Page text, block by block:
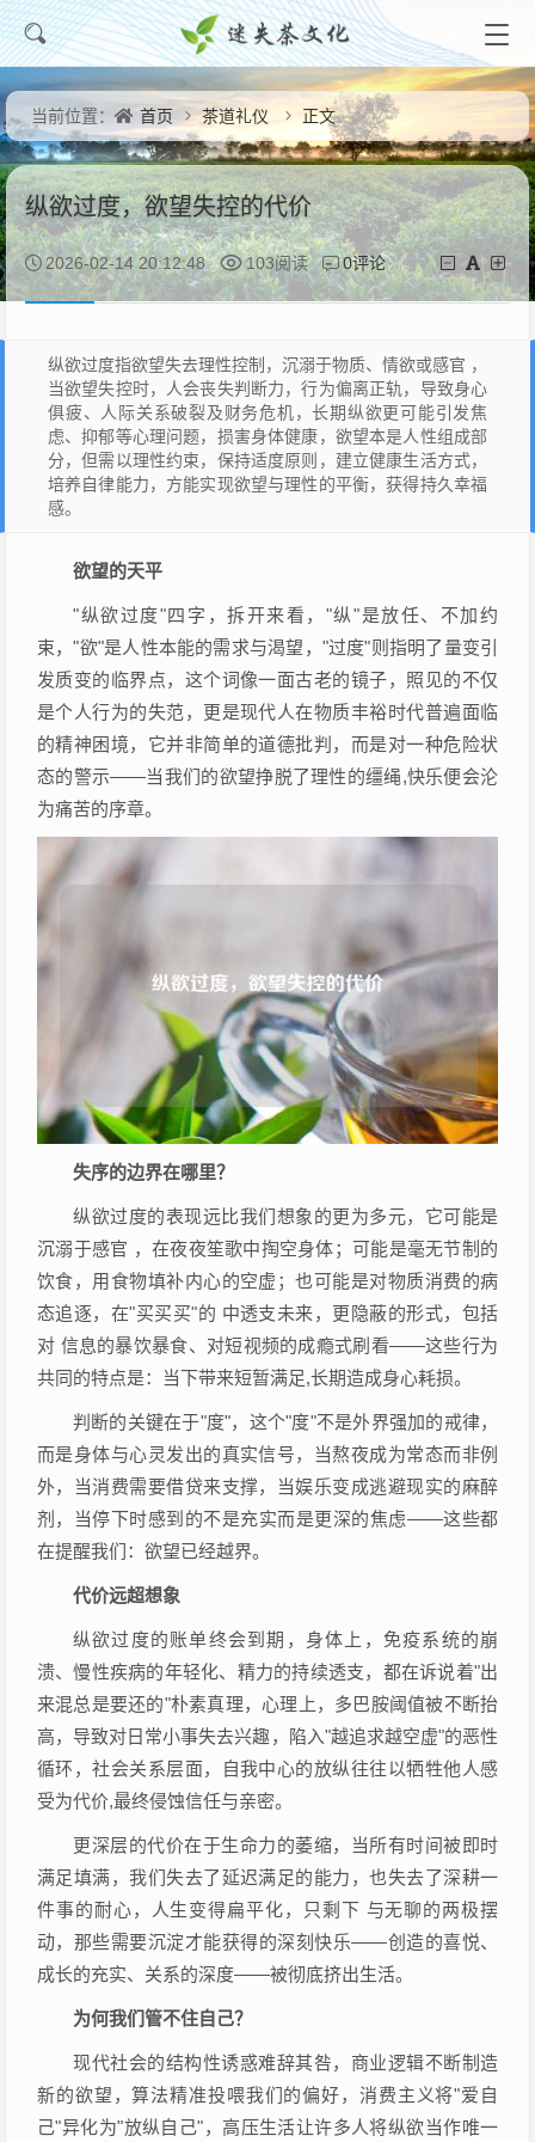
当前位置： 首页 茶道礼仪 正文
纵欲过度，欲望失控的代价
2026-02-14 20:12:48 103阅读 0评论
纵欲过度指欲望失去理性控制，沉溺于物质、情欲或感官 ，
当欲望失控时，人会丧失判断力，行为偏离正轨，导致身心
俱疲、人际关系破裂及财务危机，长期纵欲更可能引发焦
虑、抑郁等心理问题，损害身体健康，欲望本是人性组成部
分，但需以理性约束，保持适度原则，建立健康生活方式，
培养自律能力，方能实现欲望与理性的平衡，获得持久幸福
感。
欲望的天平
"纵欲过度"四字，拆开来看，"纵"是放任、不加约
束，"欲"是人性本能的需求与渴望，"过度"则指明了量变引
发质变的临界点，这个词像一面古老的镜子，照见的不仅
是个人行为的失范，更是现代人在物质丰裕时代普遍面临
的精神困境，它并非简单的道德批判，而是对一种危险状
态的警示——当我们的欲望挣脱了理性的缰绳,快乐便会沦
为痛苦的序章。
失序的边界在哪里？
纵欲过度的表现远比我们想象的更为多元，它可能是
沉溺于感官 ，在夜夜笙歌中掏空身体；可能是毫无节制的
饮食，用食物填补内心的空虚；也可能是对物质消费的病
态追逐，在"买买买"的 中透支未来，更隐蔽的形式，包括
对 信息的暴饮暴食、对短视频的成瘾式刷看——这些行为
共同的特点是：当下带来短暂满足,长期造成身心耗损。
判断的关键在于"度"，这个"度"不是外界强加的戒律，
而是身体与心灵发出的真实信号，当熬夜成为常态而非例
外，当消费需要借贷来支撑，当娱乐变成逃避现实的麻醉
剂，当停下时感到的不是充实而是更深的焦虑——这些都
在提醒我们：欲望已经越界。
代价远超想象
纵欲过度的账单终会到期，身体上，免疫系统的崩
溃、慢性疾病的年轻化、精力的持续透支，都在诉说着"出
来混总是要还的"朴素真理，心理上，多巴胺阈值被不断抬
高，导致对日常小事失去兴趣，陷入"越追求越空虚"的恶性
循环，社会关系层面，自我中心的放纵往往以牺牲他人感
受为代价,最终侵蚀信任与亲密。
更深层的代价在于生命力的萎缩，当所有时间被即时
满足填满，我们失去了延迟满足的能力，也失去了深耕一
件事的耐心，人生变得扁平化，只剩下 与无聊的两极摆
动，那些需要沉淀才能获得的深刻快乐——创造的喜悦、
成长的充实、关系的深度——被彻底挤出生活。
为何我们管不住自己？
现代社会的结构性诱惑难辞其咎，商业逻辑不断制造
新的欲望，算法精准投喂我们的偏好，消费主义将"爱自
己"异化为"放纵自己"，高压生活让许多人将纵欲当作唯一